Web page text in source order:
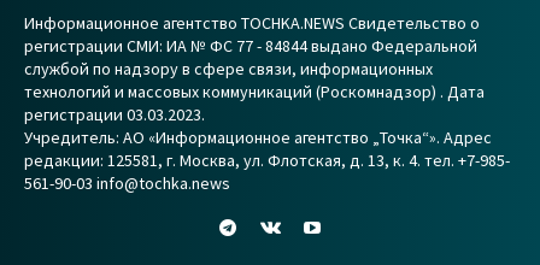
Информационное агентство TOCHKA.NEWS Свидетельство о
регистрации СМИ: ИА № ФС 77 - 84844 выдано Федеральной
службой по надзору в сфере связи, информационных
технологий и массовых коммуникаций (Роскомнадзор) . Дата
регистрации 03.03.2023.
Учредитель: АО «Информационное агентство „Точка“». Адрес
редакции: 125581, г. Москва, ул. Флотская, д. 13, к. 4. тел. +7-985-
561-90-03 info@tochka.news